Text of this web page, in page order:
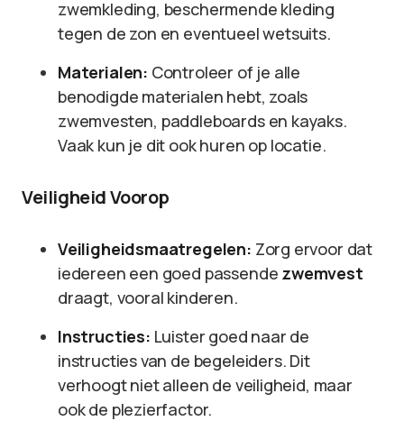
zwemkleding, beschermende kleding
tegen de zon en eventueel wetsuits.
Materialen: Controleer of je alle
benodigde materialen hebt, zoals
zwemvesten, paddleboards en kayaks.
Vaak kun je dit ook huren op locatie.
Veiligheid Voorop
Veiligheidsmaatregelen: Zorg ervoor dat
iedereen een goed passende zwemvest
draagt, vooral kinderen.
Instructies: Luister goed naar de
instructies van de begeleiders. Dit
verhoogt niet alleen de veiligheid, maar
ook de plezierfactor.